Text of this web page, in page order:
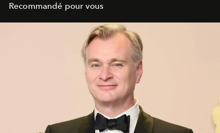
Recommandé pour vous